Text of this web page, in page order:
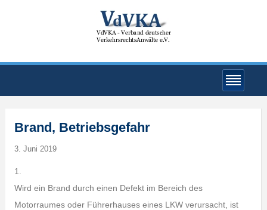
Brand, Betriebsgefahr
3. Juni 2019
1.
Wird ein Brand durch einen Defekt im Bereich des
Motorraumes oder Führerhauses eines LKW verursacht, ist